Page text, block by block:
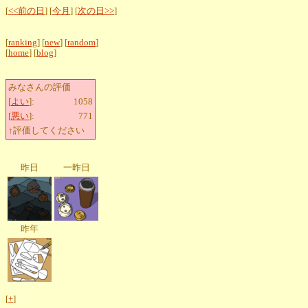
[<<前の日 ] [今月 ] [次の日>>]
[ranking] [new] [random]
[home] [blog]
みなさんの評価
[よい]:
1058
[悪い]:
771
↑評価してください
昨日 一昨日
昨年
[+]